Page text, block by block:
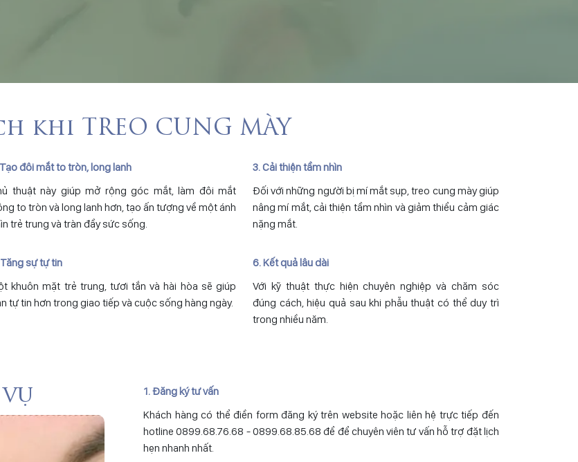
khi TREO CUNG MÀY
đôi mắt to tròn, long lanh
thuật này giúp mở rộng góc mắt, làm đôi mắt
to tròn và long lanh hơn, tạo ấn tượng về một ánh
trẻ trung và tràn đầy sức sống.
3. Cải thiện tầm nhìn
Đối với những người bị mí mắt sụp, treo cung mày giúp
nâng mí mắt, cải thiện tầm nhìn và giảm thiểu cảm giác
nặng mắt.
sự tự tin
khuôn mặt trẻ trung, tươi tắn và hài hòa sẽ giúp
tự tin hơn trong giao tiếp và cuộc sống hàng ngày.
6. Kết quả lâu dài
Với kỹ thuật thực hiện chuyên nghiệp và chăm sóc
đúng cách, hiệu quả sau khi phẫu thuật có thể duy trì
trong nhiều năm.
1. Đăng ký tư vấn
Khách hàng có thể điền form đăng ký trên website hoặc liên hệ trực tiếp đến
hotline 0899.68.76.68 - 0899.68.85.68 để để chuyên viên tư vấn hỗ trợ đặt lịch
hẹn nhanh nhất.